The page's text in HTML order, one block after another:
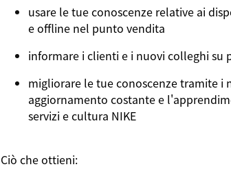
usare le tue conoscenze relative ai
e offline nel punto vendita
informare i clienti e i nuovi colleghi su
migliorare le tue conoscenze tramite
aggiornamento costante e
servizi e cultura NIKE
Ciò che ottieni: